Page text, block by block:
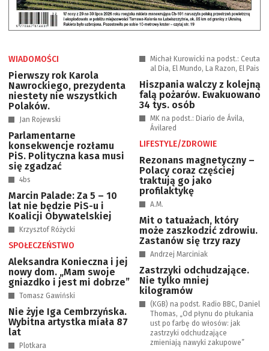
WIADOMOŚCI
Pierwszy rok Karola
Nawrockiego, prezydenta
niestety nie wszystkich
Polaków.
Jan Rojewski
Parlamentarne
konsekwencje rozłamu
PiS. Polityczna kasa musi
się zgadzać
4bs
Marcin Palade: Za 5 – 10
lat nie będzie PiS-u i
Koalicji Obywatelskiej
Krzysztof Różycki
SPOŁECZEŃSTWO
Aleksandra Konieczna i jej
nowy dom. „Mam swoje
gniazdko i jest mi dobrze”
Tomasz Gawiński
Nie żyje Iga Cembrzyńska.
Wybitna artystka miała 87
lat
Plotkara
Michał Kurowicki na podst.: Ceuta
al Dia, El Mundo, La Razon, El Pais
Hiszpania walczy z kolejną
falą pożarów. Ewakuowano
34 tys. osób
MK na podst.: Diario de Ávila,
Ávilared
LIFESTYLE/ZDROWIE
Rezonans magnetyczny –
Polacy coraz częściej
traktują go jako
profilaktykę
A.M.
Mit o tatuażach, który
może zaszkodzić zdrowiu.
Zastanów się trzy razy
Andrzej Marciniak
Zastrzyki odchudzające.
Nie tylko mniej
kilogramów
(KGB) na podst. Radio BBC, Daniel
Thomas, „Od płynu do płukania
ust po farbę do włosów: jak
zastrzyki odchudzające
zmieniają nawyki zakupowe”